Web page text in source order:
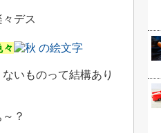
デス
いものって結構あり
？